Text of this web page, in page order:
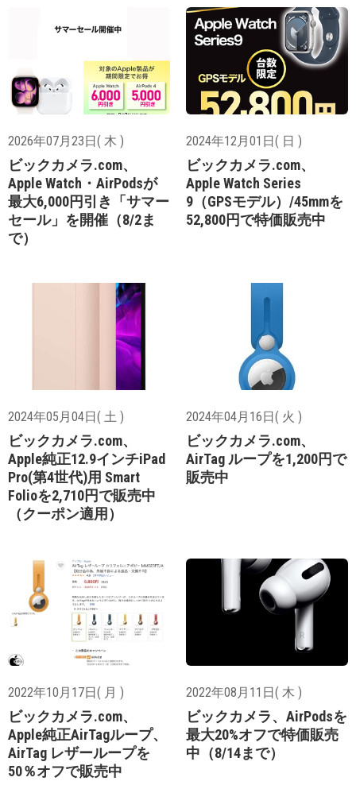
2026年07月23日( 木 )
ビックカメラ.com、
Apple Watch・AirPodsが
最大6,000円引き「サマー
セール」を開催（8/2ま
で）
2024年12月01日( 日 )
ビックカメラ.com、
Apple Watch Series
9（GPSモデル）/45mmを
52,800円で特価販売中
2024年05月04日( 土 )
ビックカメラ.com、
Apple純正12.9インチiPad
Pro(第4世代)用 Smart
Folioを2,710円で販売中
（クーポン適用）
2024年04月16日( 火 )
ビックカメラ.com、
AirTag ループを1,200円で
販売中
2022年10月17日( 月 )
ビックカメラ.com、
Apple純正AirTagループ、
AirTag レザーループを
50％オフで販売中
2022年08月11日( 木 )
ビックカメラ、AirPodsを
最大20%オフで特価販売
中（8/14まで）